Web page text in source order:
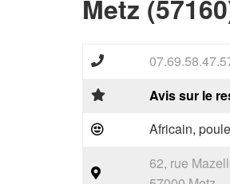
Metz
Avis sur le
Africain,
62, rue